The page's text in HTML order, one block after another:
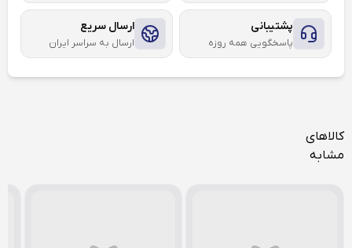
پشتیبانی
پاسخگویی همه روزه
ارسال سریع
ارسال به سراسر ایران
کالاهای
مشابه